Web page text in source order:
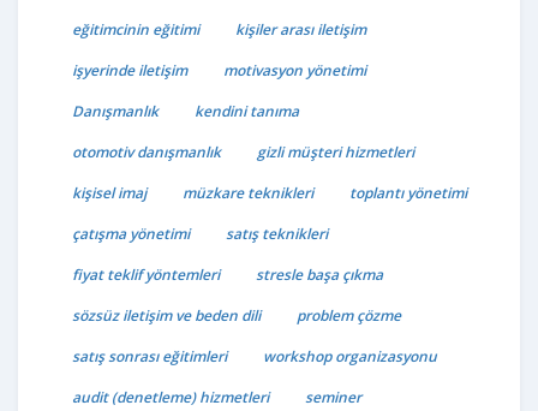
eğitimcinin eğitimi
kişiler arası iletişim
işyerinde iletişim
motivasyon yönetimi
Danışmanlık
kendini tanıma
otomotiv danışmanlık
gizli müşteri hizmetleri
kişisel imaj
müzkare teknikleri
toplantı yönetimi
çatışma yönetimi
satış teknikleri
fiyat teklif yöntemleri
stresle başa çıkma
sözsüz iletişim ve beden dili
problem çözme
satış sonrası eğitimleri
workshop organizasyonu
audit (denetleme) hizmetleri
seminer